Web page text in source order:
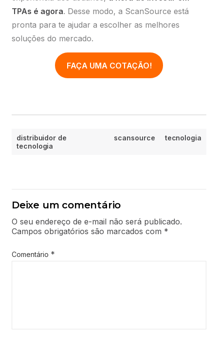
TPAs é agora. Desse modo, a ScanSource está
pronta para te ajudar a escolher as melhores
soluções do mercado.
FAÇA UMA COTAÇÃO!
distribuidor de
tecnologia
scansource tecnologia
Deixe um comentário
O seu endereço de e-mail não será publicado.
Campos obrigatórios são marcados com *
Comentário *